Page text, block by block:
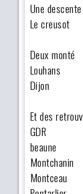
Une descente
Le creusot
Deux monté
Louhans
Dijon
Et des
GDR
beaune
Montchanin
Montceau